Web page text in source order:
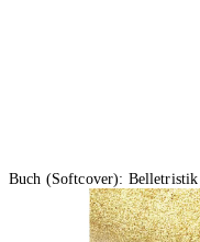
Buch (Softcover): Belletristik